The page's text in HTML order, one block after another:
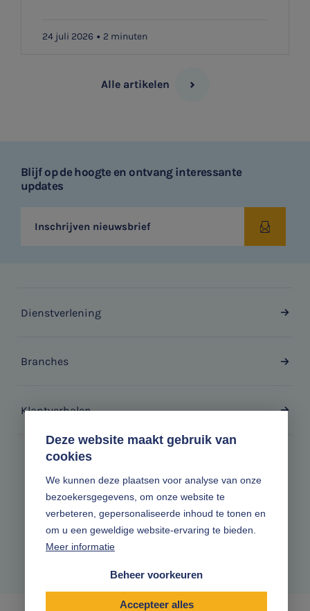
Deze website maakt gebruik van
cookies
We kunnen deze plaatsen voor analyse van onze
bezoekersgegevens, om onze website te
verbeteren, gepersonaliseerde inhoud te tonen en
om u een geweldige website-ervaring te bieden.
Meer informatie
Beheer voorkeuren
Accepteer alles
24 juli 2026 2 minuten
Alle artikelen
Blijf op de hoogte en ontvang interessante
updates
Inschrijven nieuwsbrief
Dienstverlening
Branches
Klantverhalen
Volg ons online